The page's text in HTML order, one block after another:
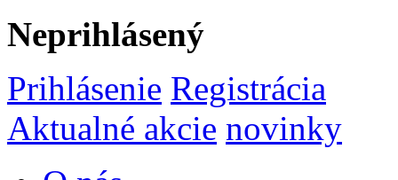
Neprihlásený
Prihlásenie Registrácia
Aktualné akcie novinky